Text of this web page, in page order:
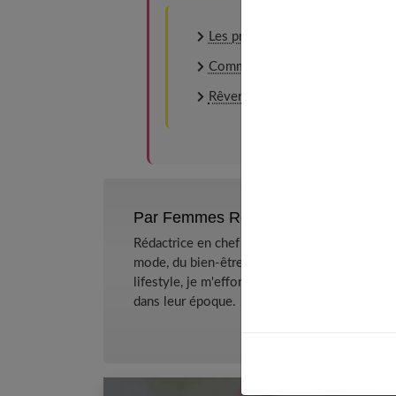
Les preuves que l’on en est en
Comment vaincre ses complexes
Rêver d’eau : la signification
Par Femmes References
Rédactrice en chef et chercheuse de
mode, du bien-être et de la psychologie
lifestyle, je m'efforce de décrypter le
dans leur époque.